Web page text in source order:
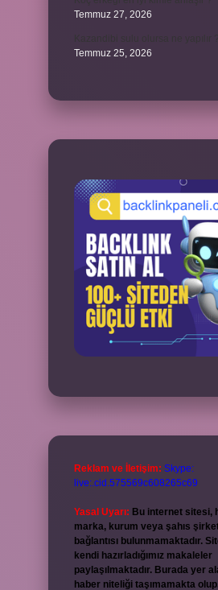
Temmuz 27, 2026
Temmuz 25, 2026
Reklam ve İletişim: Skype:
live:.cid.575569c608265c69
Yasal Uyarı: Bu internet sitesi,
marka, kurum veya şahıs
bağlantısı bulunmamaktadır.
kendi hazırladığımız makaleler
paylaşılmaktadır. Burada yer
haber niteliği taşımamakta